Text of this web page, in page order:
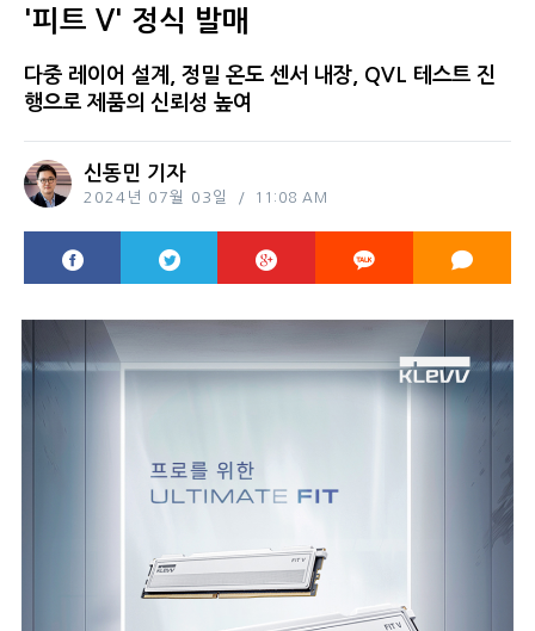
'피트 V' 정식 발매
다중 레이어 설계, 정밀 온도 센서 내장, QVL 테스트 진
행으로 제품의 신뢰성 높여
신동민 기자
2024년 07월 03일 11:08 AM